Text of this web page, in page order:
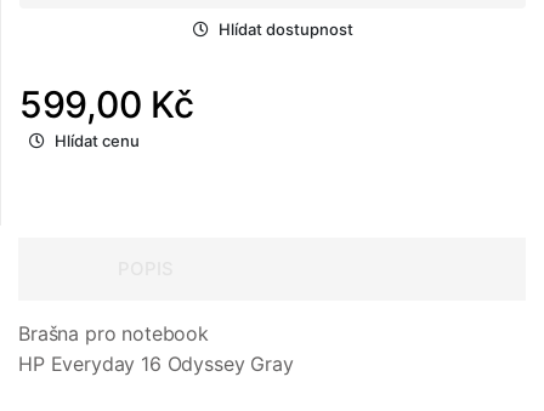
Hlídat dostupnost
599,00 Kč
Hlídat cenu
Brašna pro notebook
HP Everyday 16 Odyssey Gray